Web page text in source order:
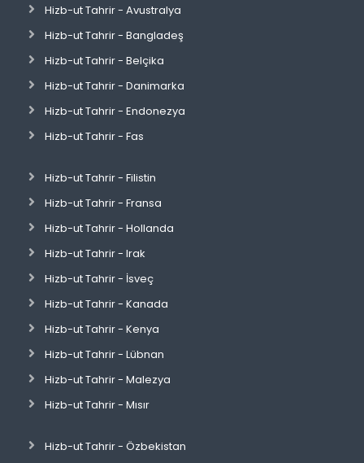
Hizb-ut Tahrir - Avustralya
Hizb-ut Tahrir - Bangladeş
Hizb-ut Tahrir - Belçika
Hizb-ut Tahrir - Danimarka
Hizb-ut Tahrir - Endonezya
Hizb-ut Tahrir - Fas
Hizb-ut Tahrir - Filistin
Hizb-ut Tahrir - Fransa
Hizb-ut Tahrir - Hollanda
Hizb-ut Tahrir - Irak
Hizb-ut Tahrir - İsveç
Hizb-ut Tahrir - Kanada
Hizb-ut Tahrir - Kenya
Hizb-ut Tahrir - Lübnan
Hizb-ut Tahrir - Malezya
Hizb-ut Tahrir - Mısır
Hizb-ut Tahrir - Özbekistan